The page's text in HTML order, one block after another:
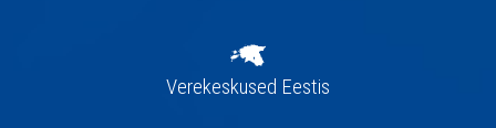
Verekeskused Eestis